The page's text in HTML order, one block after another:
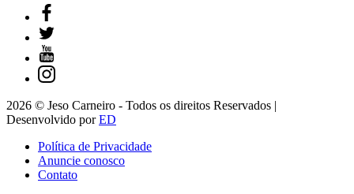
2026 © Jeso Carneiro - Todos os direitos Reservados |
Desenvolvido porED
Política de Privacidade
Anuncie conosco
Contato